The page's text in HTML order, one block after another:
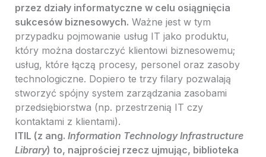
przez działy informatyczne w celu osiągnięcia
sukcesów biznesowych. Ważne jest w tym
przypadku pojmowanie usług IT jako produktu,
który można dostarczyć klientowi biznesowemu;
usług, które łączą procesy, personel oraz zasoby
technologiczne. Dopiero te trzy filary pozwalają
stworzyć spójny system zarządzania zasobami
przedsiębiorstwa (np. przestrzenią IT czy
kontaktami z klientami).
ITIL (z ang. Information Technology Infrastructure
Library) to, najprościej rzecz ujmując, biblioteka